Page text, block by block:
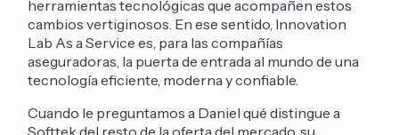
herramientas tecnológicas que acompañen estos
cambios vertiginosos. En ese sentido, Innovation
Lab As a Service es, para las compañías
aseguradoras, la puerta de entrada al mundo de una
tecnología eficiente, moderna y confiable.
Cuando le preguntamos a Daniel qué distingue a